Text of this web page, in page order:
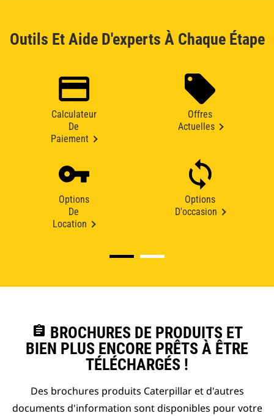
Outils Et Aide D'experts À Chaque Étape
Calculateur
De
Paiement
Offres
Actuelles
Options
De
Location
Options
D'occasion
assignment BROCHURES DE PRODUITS ET
BIEN PLUS ENCORE PRÊTS À ÊTRE
TÉLÉCHARGÉS !
Des brochures produits Caterpillar et d'autres
documents d'information sont disponibles pour votre